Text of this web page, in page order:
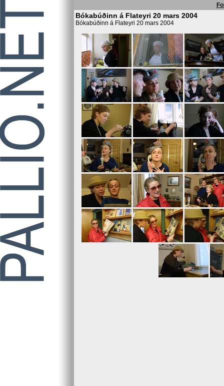
Bókabúðinn á Flateyri 20 mars 2004
Bókabúðinn á Flateyri 20 mars 2004